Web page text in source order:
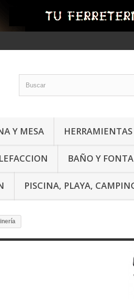
Y MESA HERRAMIENTAS
BAÑO Y
PISCINA, PLAYA,